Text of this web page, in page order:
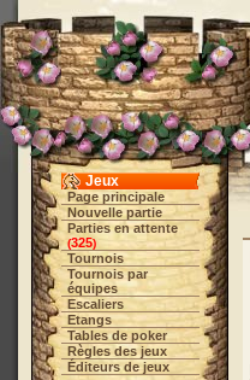
Jeux
Page principale
Nouvelle partie
Parties en attente
(325)
Tournois
Tournois par
équipes
Escaliers
Etangs
Tables de poker
Règles des jeux
Éditeurs de jeux